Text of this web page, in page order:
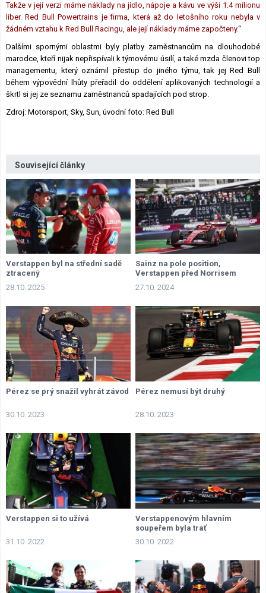
Takže v její verzi máme náklady na jídlo, nápoje a kávu ve výši 1.4 milionu
liber. Red Bull Powertrains je firma, která až do letošního roku nebyla v
žádném vztahu k Red Bull Racingu, ale její náklady máme započteny.“
Dalšími spornými oblastmi byly platby zaměstnancům na dlouhodobé
marodce, kteří nijak nepřispívali k týmovému úsilí, a také mzda členovi top
managementu, který oznámil přestup do jiného týmu, tak jej Red Bull
během výpovědní lhůty přeřadil do oddělení aplikovaných technologií a
škrtl si jej ze seznamu zaměstnanců spadajících pod strop.
Zdroj: Motorsport, Sky, Sun, úvodní foto: Red Bull
Související články
Verstappen byl na střední sadě
ztracený
28.10. 2025
Sainz na pole position,
Verstappen před Norrisem
27.10. 2024
Pérez se prý snažil vyhrát závod
30.10. 2023
Pérez nemusí být druhý
28.10. 2023
Verstappen si to užívá
31.10. 2022
Verstappenovým hlavním
soupeřem byla trať
30.10. 2022